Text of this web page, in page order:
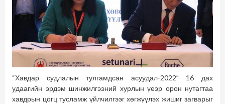
“Хавдар судлалын тулгамдсан асуудал-2022” 16 дах
удаагийн эрдэм шинжилгээний хурлын үеэр орон нутагтаа
хавдрын цогц тусламж үйлчилгээг хөгжүүлэх жишиг загварыг